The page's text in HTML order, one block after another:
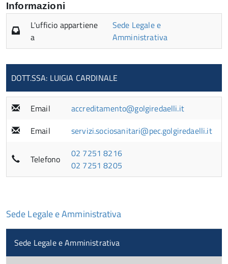
Informazioni
L'ufficio appartiene
a
Sede Legale e
Amministrativa
DOTT.SSA: LUIGIA CARDINALE
Email
accreditamento@golgiredaelli.it
Email
servizi.sociosanitari@pec.golgiredaelli.it
Telefono
02 7251 8216
02 7251 8205
Sede Legale e Amministrativa
Sede Legale e Amministrativa